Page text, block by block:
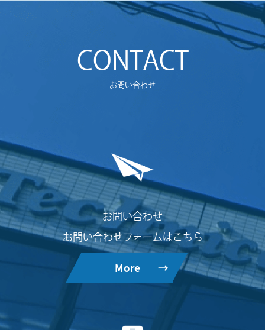
CONTACT
お問い合わせ
お問い合わせ
お問い合わせフォームはこちら
More →